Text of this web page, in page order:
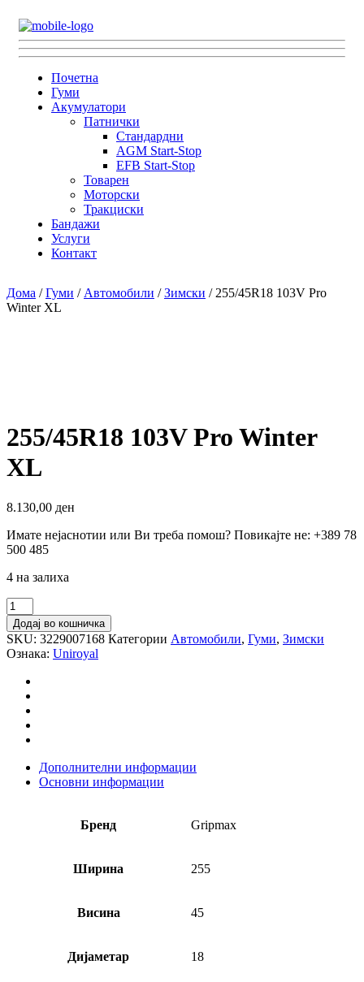
Почетна
Гуми
Акумулатори
Патнички
Стандардни
AGM Start-Stop
EFB Start-Stop
Товарен
Моторски
Тракциски
Бандажи
Услуги
Контакт
Дома /Гуми / Автомобили /Зимски / 255/45R18 103V Pro
Winter XL
255/45R18 103V Pro Winter
XL
8.130,00 ден
Имате нејаснотии или Ви треба помош? Повикајте не: +389 78
500 485
4 на залиха
255/45R18
103V
Pro
Winter
XL
количина
Додај во кошничка
SKU: 3229007168 Категории Автомобили, Гуми, Зимски
Ознака: Uniroyal
Дополнителни информации
Основни информации
Бренд Gripmax
Ширина 255
Висина 45
Дијаметар 18